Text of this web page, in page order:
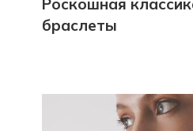
браслеты